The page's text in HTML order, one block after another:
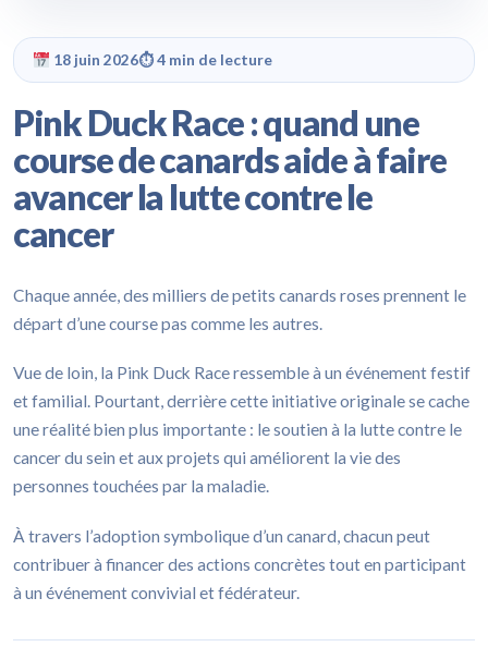
18 juin 2026⏱ 4 min de lecture
Pink Duck Race : quand une
course de canards aide à faire
avancer la lutte contre le
cancer
Chaque année, des milliers de petits canards roses prennent le
départ d’une course pas comme les autres.
Vue de loin, la Pink Duck Race ressemble à un événement festif
et familial. Pourtant, derrière cette initiative originale se cache
une réalité bien plus importante : le soutien à la lutte contre le
cancer du sein et aux projets qui améliorent la vie des
personnes touchées par la maladie.
À travers l’adoption symbolique d’un canard, chacun peut
contribuer à financer des actions concrètes tout en participant
à un événement convivial et fédérateur.